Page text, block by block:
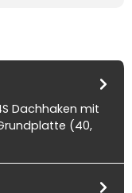
Dachhaken mit
(40,